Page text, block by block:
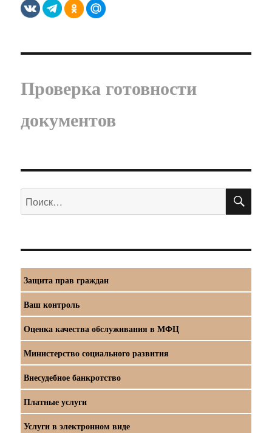
Проверка готовности
документов
Искать:
Защита прав граждан
Ваш контроль
Оценка качества обслуживания в МФЦ
Министерство социального развития
Внесудебное банкротство
Платные услуги
Услуги в электронном виде